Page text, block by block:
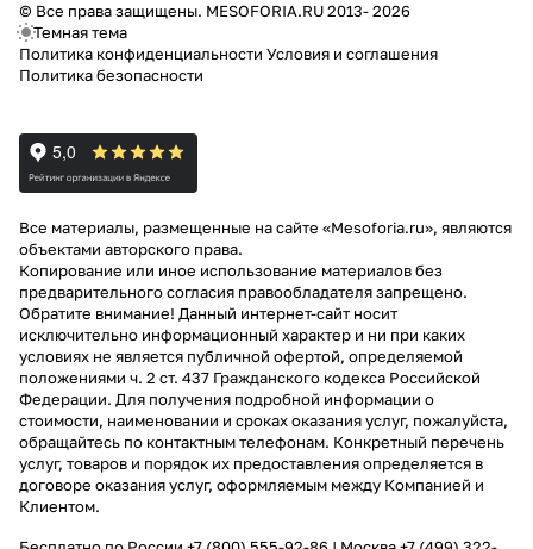
© Все права защищены. MESOFORIA.RU 2013- 2026
Темная тема
Политика конфиденциальности Условия и соглашения
Политика безопасности
Все материалы, размещенные на сайте «Mesoforia.ru», являются
объектами авторского права.
Копирование или иное использование материалов без
предварительного согласия правообладателя запрещено.
Обратите внимание! Данный интернет-сайт носит
исключительно информационный характер и ни при каких
условиях не является публичной офертой, определяемой
положениями ч. 2 ст. 437 Гражданского кодекса Российской
Федерации. Для получения подробной информации о
стоимости, наименовании и сроках оказания услуг, пожалуйста,
обращайтесь по контактным телефонам. Конкретный перечень
услуг, товаров и порядок их предоставления определяется в
договоре оказания услуг, оформляемым между Компанией и
Клиентом.